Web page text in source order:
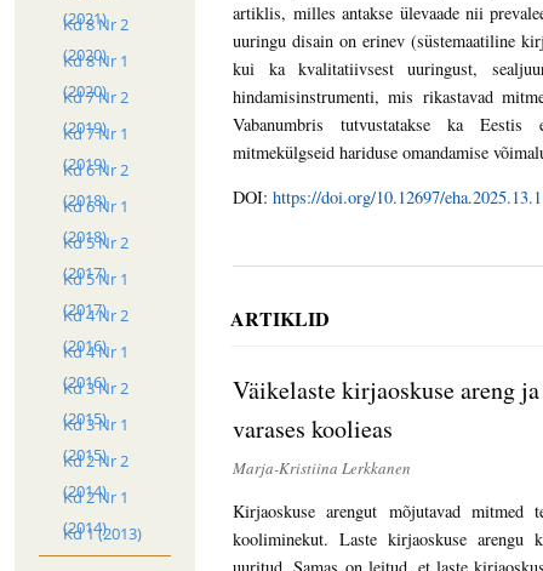
(2021)
Kd 8 Nr 2
(2020)
Kd 8 Nr 1
(2020)
Kd 7 Nr 2
(2019)
Kd 7 Nr 1
(2019)
Kd 6 Nr 2
(2018)
Kd 6 Nr 1
(2018)
Kd 5 Nr 2
(2017)
Kd 5 Nr 1
(2017)
Kd 4 Nr 2
(2016)
Kd 4 Nr 1
(2016)
Kd 3 Nr 2
(2015)
Kd 3 Nr 1
(2015)
Kd 2 Nr 2
(2014)
Kd 2 Nr 1
(2014)
Kd 1 (2013)
artiklis, milles antakse ülevaade nii
uuringu disain on erinev (süstemaatiline
kui ka kvalitatiivsest uuringust,
hindamisinstrumenti, mis rikastavad
Vabanumbris tutvustatakse ka
mitmekülgseid hariduse omandamise
DOI:https://doi.org/10.12697/
ARTIKLID
Väikelaste kirjaoskuse areng
varases koolieas
Marja-Kristiina Lerkkanen
Kirjaoskuse arengut mõjutavad mitmed
kooliminekut. Laste kirjaoskuse